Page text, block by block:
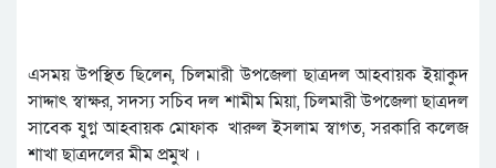
এসময় উপস্থিত ছিলেন, চিলমারী উপজেলা ছাত্রদল আহবায়ক ইয়াকুদ
সাদ্দাৎ স্বাক্ষর, সদস্য সচিব দল শামীম মিয়া, চিলমারী উপজেলা ছাত্রদল
সাবেক যুগ্ন আহবায়ক মোফাক খারুল ইসলাম স্বাগত, সরকারি কলেজ
শাখা ছাত্রদলের মীম প্রমুখ ‌।